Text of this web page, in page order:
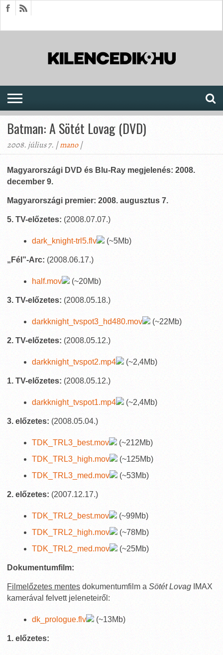
Batman: A Sötét Lovag (DVD)
2008. július 7. |mano|
Magyarországi DVD és Blu-Ray megjelenés: 2008.
december 9.
Magyarországi premier: 2008. augusztus 7.
5. TV-előzetes: (2008.07.07.)
dark_knight-trl5.flv (~5Mb)
„Fél”-Arc: (2008.06.17.)
half.mov (~20Mb)
3. TV-előzetes: (2008.05.18.)
darkknight_tvspot3_hd480.mov (~22Mb)
2. TV-előzetes: (2008.05.12.)
darkknight_tvspot2.mp4 (~2,4Mb)
1. TV-előzetes: (2008.05.12.)
darkknight_tvspot1.mp4 (~2,4Mb)
3. előzetes: (2008.05.04.)
TDK_TRL3_best.mov
(~212Mb)
TDK_TRL3_high.mov
(~125Mb)
TDK_TRL3_med.mov
(~53Mb)
2. előzetes: (2007.12.17.)
TDK_TRL2_best.mov
(~99Mb)
TDK_TRL2_high.mov
(~78Mb)
TDK_TRL2_med.mov
(~25Mb)
Dokumentumfilm:
Filmelőzetes mentes dokumentumfilm a Sötét Lovag IMAX
kamerával felvett jeleneteiről:
dk_prologue.flv (~13Mb)
1. előzetes: